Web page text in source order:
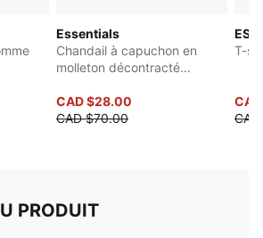
Essentials
Chandail à capuchon en
molleton décontracté
CAD $28.00
CAD $70.00
ESS
T-
PRODUIT